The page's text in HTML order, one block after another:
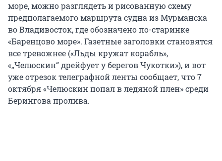
море, можно разглядеть и рисованную схему
предполагаемого маршрута судна из Мурманска
во Владивосток, где обозначено по-старинке
«Баренцово море». Газетные заголовки становятся
все тревожнее («Льды кружат корабль»,
«„Челюскин“ дрейфует у берегов Чукотки»), и вот
уже отрезок телеграфной ленты сообщает, что 7
октября «Челюскин попал в ледяной плен» среди
Берингова пролива.